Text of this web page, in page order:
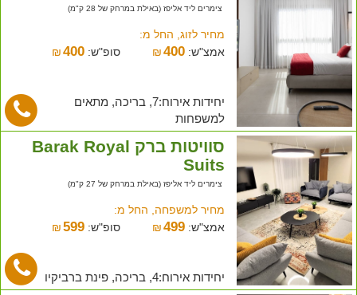
צימרים ליד אליפז (באילת במרחק של 28 ק"מ)
מחיר לזוג, החל מ:
אמצ"ש:
₪400 סופ"ש: ₪ 400
יחידות אירוח:7, בריכה, מתאים
למשפחות
סוויטות ברק Barak Royal
Suits
צימרים ליד אליפז (באילת במרחק של 27 ק"מ)
מחיר למשפחה, החל מ:
אמצ"ש:
₪499 סופ"ש: ₪ 599
יחידות אירוח:4, בריכה, פינת ברביקיו